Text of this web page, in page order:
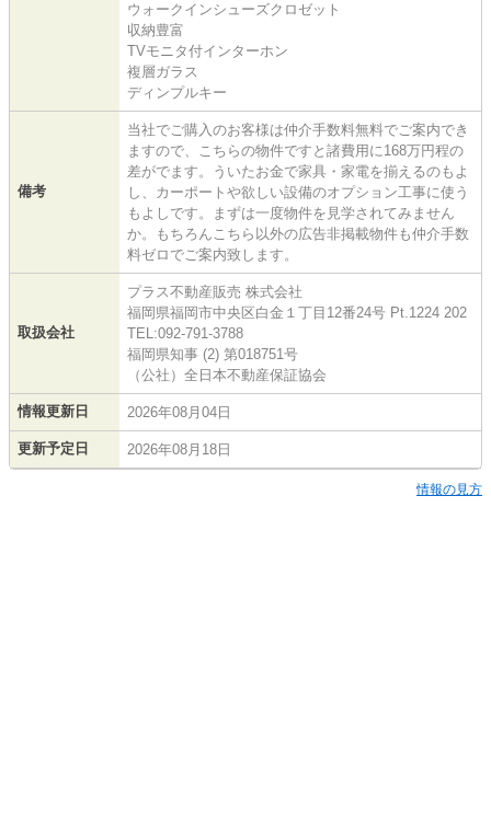
ウォークインシューズクロゼット
収納豊富
TVモニタ付インターホン
複層ガラス
ディンプルキー
備考
当社でご購入のお客様は仲介手数料無料でご案内でき
ますので、こちらの物件ですと諸費用に168万円程の
差がでます。ういたお金で家具・家電を揃えるのもよ
し、カーポートや欲しい設備のオプション工事に使う
もよしです。まずは一度物件を見学されてみません
か。もちろんこちら以外の広告非掲載物件も仲介手数
料ゼロでご案内致します。
取扱会社
プラス不動産販売 株式会社
福岡県福岡市中央区白金１丁目12番24号 Pt.1224 202
TEL:092-791-3788
福岡県知事 (2) 第018751号
（公社）全日本不動産保証協会
情報更新日 2026年08月04日
更新予定日 2026年08月18日
情報の見方